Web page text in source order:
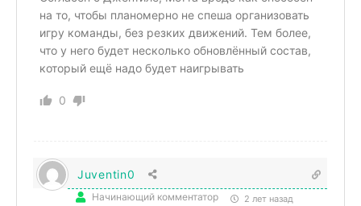
на то, чтобы планомерно не спеша организовать
игру команды, без резких движений. Тем более,
что у него будет несколько обновлённый состав,
который ещё надо будет наигрывать
0
Juventin0
Начинающий комментатор 2 лет назад